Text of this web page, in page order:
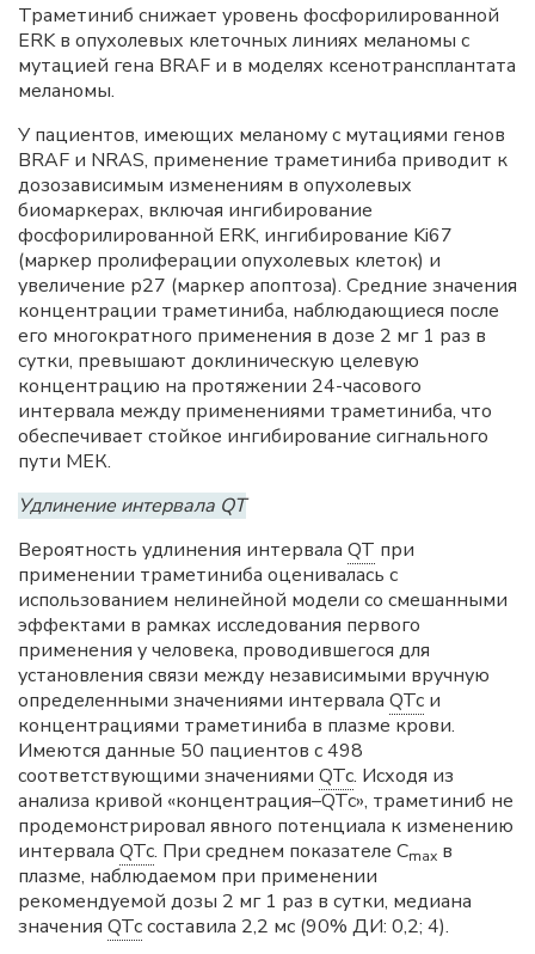
Траметиниб снижает уровень фосфорилированной
ERK в опухолевых клеточных линиях меланомы с
мутацией гена BRAF и в моделях ксенотрансплантата
меланомы.
У пациентов, имеющих меланому с мутациями генов
BRAF и NRAS, применение траметиниба приводит к
дозозависимым изменениям в опухолевых
биомаркерах, включая ингибирование
фосфорилированной ERK, ингибирование Ki67
(маркер пролиферации опухолевых клеток) и
увеличение р27 (маркер апоптоза). Средние значения
концентрации траметиниба, наблюдающиеся после
его многократного применения в дозе 2 мг 1 раз в
сутки, превышают доклиническую целевую
концентрацию на протяжении 24-часового
интервала между применениями траметиниба, что
обеспечивает стойкое ингибирование сигнального
пути МЕК.
Удлинение интервала QТ
Вероятность удлинения интервала QT при
применении траметиниба оценивалась с
использованием нелинейной модели со смешанными
эффектами в рамках исследования первого
применения у человека, проводившегося для
установления связи между независимыми вручную
определенными значениями интервала QTc и
концентрациями траметиниба в плазме крови.
Имеются данные 50 пациентов с 498
соответствующими значениями QTc. Исходя из
анализа кривой «концентрация–QTc», траметиниб не
продемонстрировал явного потенциала к изменению
интервала QTc. При среднем показателе Сmах в
плазме, наблюдаемом при применении
рекомендуемой дозы 2 мг 1 раз в сутки, медиана
значения QTcсоставила 2,2 мс (90% ДИ: 0,2; 4).